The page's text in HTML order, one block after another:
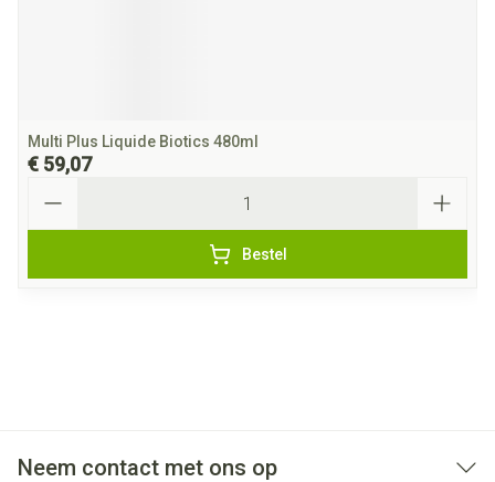
Multi Plus Liquide Biotics 480ml
€ 59,07
Bestel
Neem contact met ons op